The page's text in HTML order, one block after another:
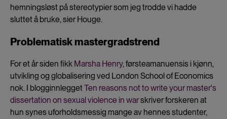
hemningsløst på stereotypier som jeg trodde vi hadde
sluttet å bruke, sier Houge.
Problematisk mastergradstrend
For et år siden fikk Marsha Henry, førsteamanuensis i kjønn,
utvikling og globalisering ved London School of Economics
nok. I blogginnleggetTen reasons not to write your master's
dissertation on sexual violence in warskriver forskeren at
hun synes uforholdsmessig mange av hennes studenter,